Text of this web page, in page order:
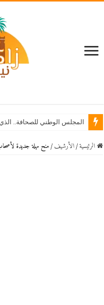
المجلس الوطني للصحافة.. الذي
الرئيسية / اﻷرشيف / منح مهلة جديدة